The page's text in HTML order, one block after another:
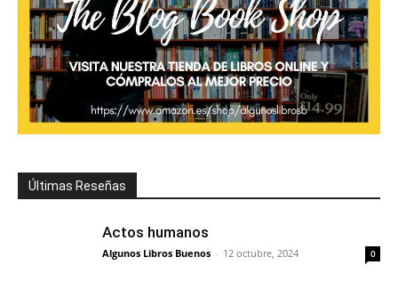
Últimas Reseñas
Actos humanos
Algunos Libros Buenos - 12 octubre, 2024 0